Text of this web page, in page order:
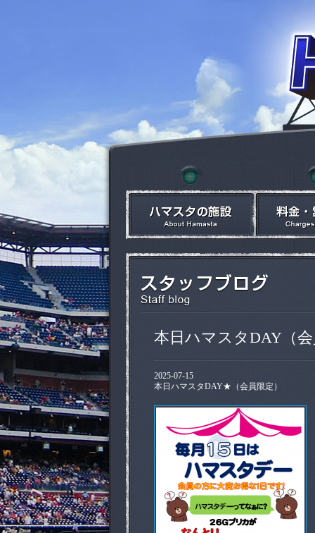
本日ハマスタDAY（
2025-07-15
本日ハマスタDAY★（会員限定）